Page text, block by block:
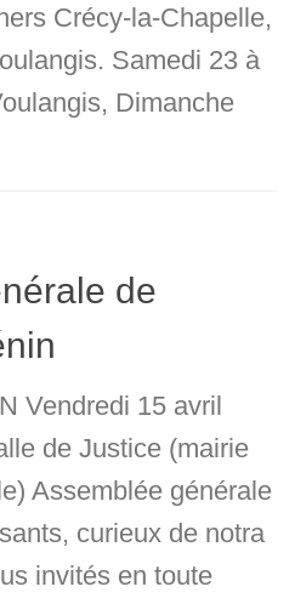
Crécy-la-Chapelle,
Samedi 23 à
Dimanche
de
Vendredi 15 avril
de Justice (mairie
Assemblée générale
curieux de notra
invités en toute